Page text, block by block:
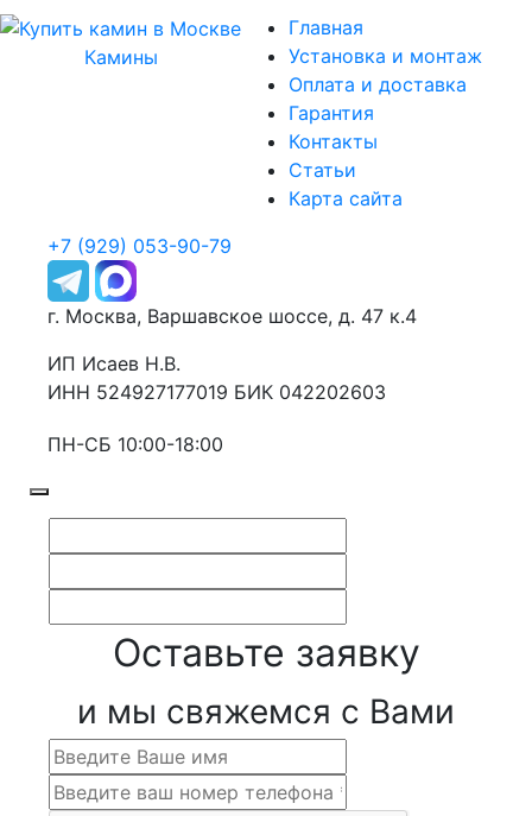
Камины
Главная
Установка и монтаж
Оплата и доставка
Гарантия
Контакты
Статьи
Карта сайта
+7 (929) 053-90-79
г. Москва, Варшавское шоссе, д. 47 к.4
ИП Исаев Н.В.
ИНН 524927177019 БИК 042202603
ПН-СБ 10:00-18:00
Оставьте заявку
и мы свяжемся с Вами